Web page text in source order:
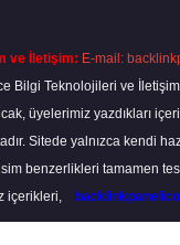
ve İletişim: E-mail:
Bilgi Teknolojileri ve
üyelerimiz yazdıkları
Sitede yalnızca kendi
benzerlikleri tamamen
içerikleri,